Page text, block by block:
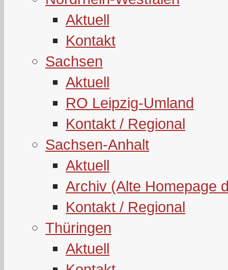
Aktuell
Kontakt
Sachsen
Aktuell
RO Leipzig-Umland
Kontakt / Regional
Sachsen-Anhalt
Aktuell
Archiv (Alte Homepage
Kontakt / Regional
Thüringen
Aktuell